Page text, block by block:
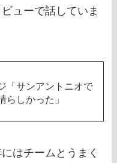
ューで話していま
「サンアントニオで
らしかった」
はチームとうまく